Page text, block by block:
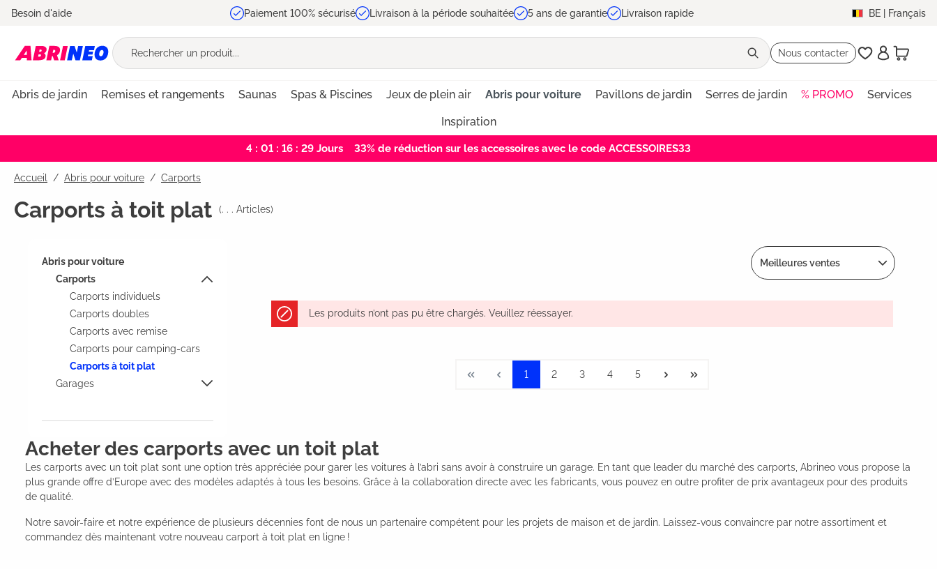
Passer à la navigation principale
Besoin d'aide Paiement 100% sécurisé Livraison à la période souhaitée 5 ans de garantie Livraison rapide BE | Français
Nous contacter
Abris de jardin Remises et rangements Saunas Spas & Piscines Jeux de plein air Abris pour voiture Pavillons de jardin Serres de jardin % PROMO Services
Inspiration
4 : 01 : 16 : 28 Jours 33% de réduction sur les accessoires avec le code ACCESSOIRES33
Accueil Abris pour voiture / Carports
Carports à toit plat (. . . Articles)
Abris pour voiture
Carports
Carports individuels
Carports doubles
Carports avec remise
Carports pour camping-cars
Carports à toit plat
Garages
Meilleures ventes
Les produits n’ont pas pu être chargés. Veuillez réessayer.
1 2 3 4 5
Acheter des carports avec un toit plat
Les carports avec un toit plat sont une option très appréciée pour garer les voitures à l’abri sans avoir à construire un garage. En tant que leader du marché des carports, Abrineo vous propose la
plus grande offre d’Europe avec des modèles adaptés à tous les besoins. Grâce à la collaboration directe avec les fabricants, vous pouvez en outre profiter de prix avantageux pour des produits
de qualité.
Notre savoir-faire et notre expérience de plusieurs décennies font de nous un partenaire compétent pour les projets de maison et de jardin. Laissez-vous convaincre par notre assortiment et
commandez dès maintenant votre nouveau carport à toit plat en ligne !